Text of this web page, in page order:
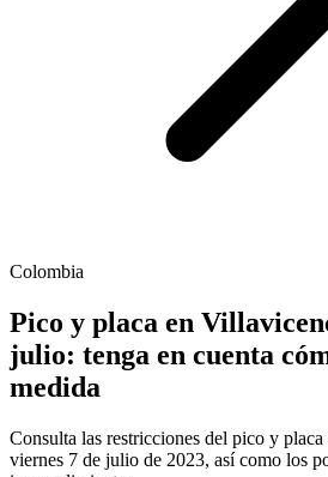
Colombia
Pico y placa en
julio: tenga en cuenta
medida
Consulta las restricciones del pico y
viernes 7 de julio de 2023, así como los